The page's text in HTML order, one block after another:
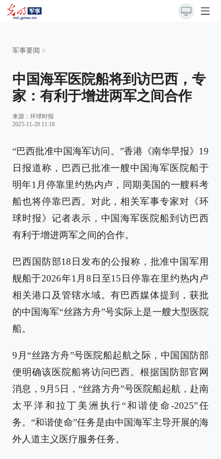
军事要闻 >
中国海军医院船将到访巴西，专
家：有利于增进两军之间合作
来源： 环球时报
2025-11-20 11:18
“巴西批准中国海军访问。”香港《南华早报》19
日报道称，巴西已批准一艘中国海军医院船于
明年1月停靠里约热内卢，同期美国的一艘科考
船也将停靠巴西。对此，相关军事专家对《环
球时报》记者表示，中国海军医院船到访巴西
有利于增进两军之间的合作。
巴西国防部18日发布的公报称，批准中国军用
舰船于2026年1月8日至15日停靠在里约热内卢
相关港口及管辖水域。有巴西媒体提到，获批
的中国海军“丝路方舟”号实际上是一艘大型医院
船。
9月“丝路方舟”号医院船起航之际，中国国防部
便明确该医院船将访问巴西。根据国防部官网
消息，9月5日，“丝路方舟”号医院船起航，赴南
太平洋和拉丁美洲执行“和谐使命-2025”任
务。“和谐使命”任务是由中国海军主导开展的海
外人道主义医疗服务任务。